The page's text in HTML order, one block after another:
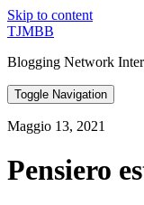
Skip to content
TJMBB
Blogging Network
Toggle Navigation
Maggio 13, 2021
Pensiero